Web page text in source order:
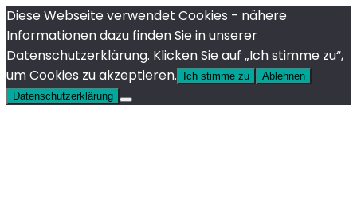
Diese Webseite verwendet Cookies - nähere
Informationen dazu finden Sie in unserer
Datenschutzerklärung. Klicken Sie auf „Ich stimme zu“,
um Cookies zu akzeptieren.
Ich stimme zu
Ablehnen
Datenschutzerklärung